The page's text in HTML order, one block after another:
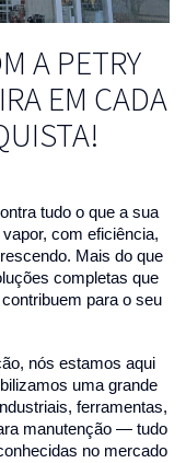
A PETRY
EM CADA
tudo o que a sua
com eficiência,
Mais do que
completas que
para o seu
nós estamos aqui
uma grande
ferramentas,
manutenção — tudo
no mercado